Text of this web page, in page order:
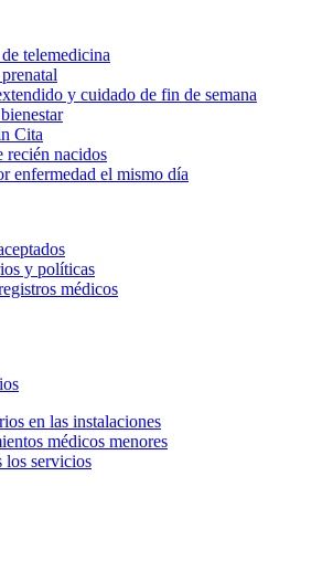
telemedicina
y cuidado de fin de semana
Cita
recién nacidos
enfermedad el mismo día
y políticas
médicos
en las instalaciones
médicos menores
los servicios